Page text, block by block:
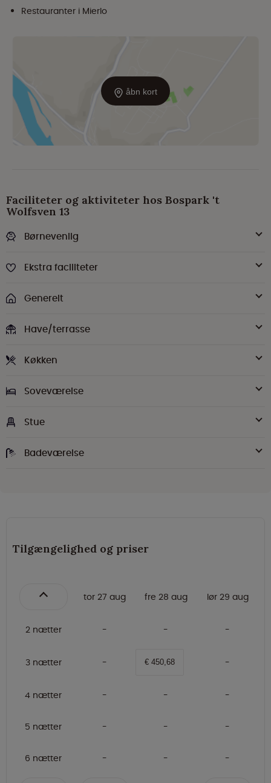
åbn kort
Restauranter i Mierlo
Faciliteter og aktiviteter hos Bospark 't
Wolfsven 13
Børnevenlig
Ekstra faciliteter
Generelt
Have/terrasse
Køkken
Soveværelse
Stue
Badeværelse
Tilgængelighed og priser
tor 27 aug fre 28 aug lør 29 aug
2 nætter
3 nætter € 450,68
4 nætter
5 nætter
6 nætter